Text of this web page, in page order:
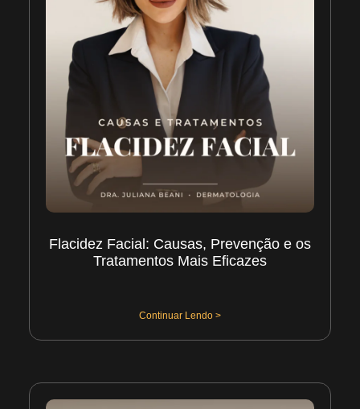
Flacidez Facial: Causas, Prevenção e os
Tratamentos Mais Eficazes
Continuar Lendo >